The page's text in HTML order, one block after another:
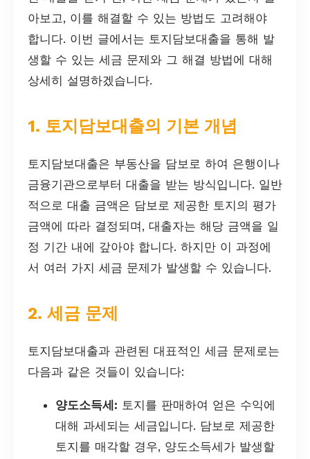
아보고, 이를 해결할 수 있는 방법도 고려해야
합니다. 이번 글에서는 토지담보대출을 통해 발
생할 수 있는 세금 문제와 그 해결 방법에 대해
상세히 설명하겠습니다.
1. 토지담보대출의 기본 개념
토지담보대출은 부동산을 담보로 하여 은행이나
금융기관으로부터 대출을 받는 방식입니다. 일반
적으로 대출 금액은 담보로 제공한 토지의 평가
금액에 따라 결정되며, 대출자는 해당 금액을 일
정 기간 내에 갚아야 합니다. 하지만 이 과정에
서 여러 가지 세금 문제가 발생할 수 있습니다.
2. 세금 문제
토지담보대출과 관련된 대표적인 세금 문제로는
다음과 같은 것들이 있습니다:
양도소득세: 토지를 판매하여 얻은 수익에
대해 과세되는 세금입니다. 담보로 제공한
토지를 매각할 경우, 양도소득세가 발생할